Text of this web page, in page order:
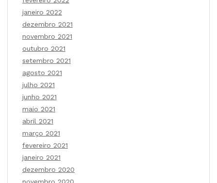
janeiro 2022
dezembro 2021
novembro 2021
outubro 2021
setembro 2021
agosto 2021
julho 2021
junho 2021
maio 2021
abril 2021
março 2021
fevereiro 2021
janeiro 2021
dezembro 2020